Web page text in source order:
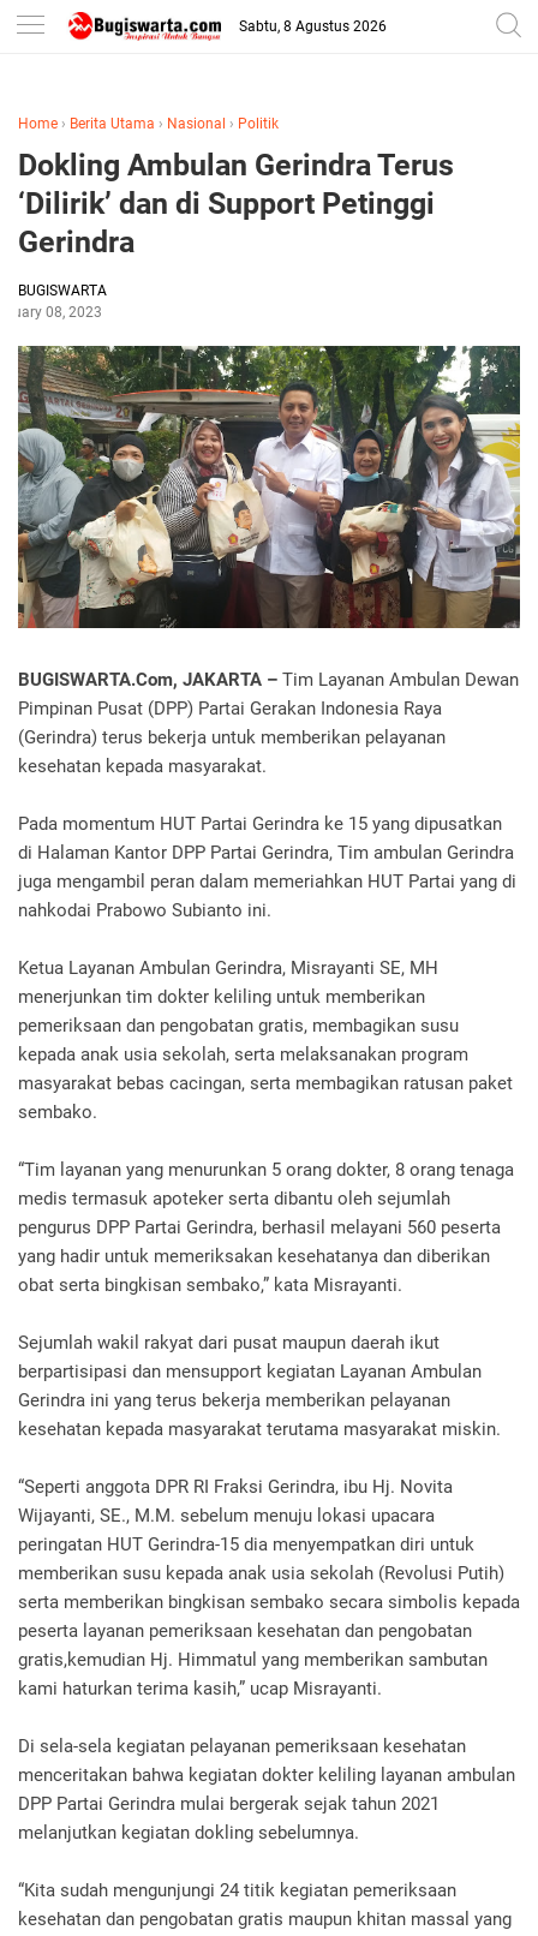
-->
Sabtu, 8 Agustus 2026
Home › Berita Utama › Nasional › Politik
Dokling Ambulan Gerindra Terus
‘Dilirik’ dan di Support Petinggi
Gerindra
BUGISWARTA
08, 2023
BUGISWARTA.Com, JAKARTA – Tim Layanan Ambulan Dewan
Pimpinan Pusat (DPP) Partai Gerakan Indonesia Raya
(Gerindra) terus bekerja untuk memberikan pelayanan
kesehatan kepada masyarakat.
Pada momentum HUT Partai Gerindra ke 15 yang dipusatkan
di Halaman Kantor DPP Partai Gerindra, Tim ambulan Gerindra
juga mengambil peran dalam memeriahkan HUT Partai yang di
nahkodai Prabowo Subianto ini.
Ketua Layanan Ambulan Gerindra, Misrayanti SE, MH
menerjunkan tim dokter keliling untuk memberikan
pemeriksaan dan pengobatan gratis, membagikan susu
kepada anak usia sekolah, serta melaksanakan program
masyarakat bebas cacingan, serta membagikan ratusan paket
sembako.
“Tim layanan yang menurunkan 5 orang dokter, 8 orang tenaga
medis termasuk apoteker serta dibantu oleh sejumlah
pengurus DPP Partai Gerindra, berhasil melayani 560 peserta
yang hadir untuk memeriksakan kesehatanya dan diberikan
obat serta bingkisan sembako,” kata Misrayanti.
Sejumlah wakil rakyat dari pusat maupun daerah ikut
berpartisipasi dan mensupport kegiatan Layanan Ambulan
Gerindra ini yang terus bekerja memberikan pelayanan
kesehatan kepada masyarakat terutama masyarakat miskin.
“Seperti anggota DPR RI Fraksi Gerindra, ibu Hj. Novita
Wijayanti, SE., M.M. sebelum menuju lokasi upacara
peringatan HUT Gerindra-15 dia menyempatkan diri untuk
memberikan susu kepada anak usia sekolah (Revolusi Putih)
serta memberikan bingkisan sembako secara simbolis kepada
peserta layanan pemeriksaan kesehatan dan pengobatan
gratis,kemudian Hj. Himmatul yang memberikan sambutan
kami haturkan terima kasih,” ucap Misrayanti.
Di sela-sela kegiatan pelayanan pemeriksaan kesehatan
menceritakan bahwa kegiatan dokter keliling layanan ambulan
DPP Partai Gerindra mulai bergerak sejak tahun 2021
melanjutkan kegiatan dokling sebelumnya.
“Kita sudah mengunjungi 24 titik kegiatan pemeriksaan
kesehatan dan pengobatan gratis maupun khitan massal yang